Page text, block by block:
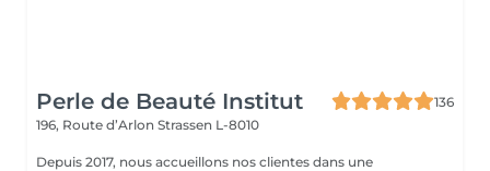
Perle de Beauté Institut
136
196, Route d’Arlon Strassen L-8010
Depuis 2017, nous accueillons nos clientes dans une